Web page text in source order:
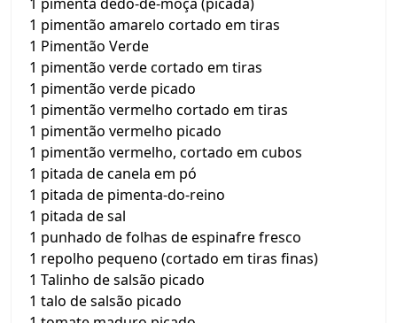
1 pimentão amarelo cortado em tiras
1 Pimentão Verde
1 pimentão verde cortado em tiras
1 pimentão verde picado
1 pimentão vermelho cortado em tiras
1 pimentão vermelho picado
1 pimentão vermelho, cortado em cubos
1 pitada de canela em pó
1 pitada de pimenta-do-reino
1 pitada de sal
1 punhado de folhas de espinafre fresco
1 repolho pequeno (cortado em tiras finas)
1 Talinho de salsão picado
1 talo de salsão picado